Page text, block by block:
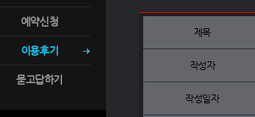
예약신청
이용후기
묻고답하기
제목
작성자
작성일자